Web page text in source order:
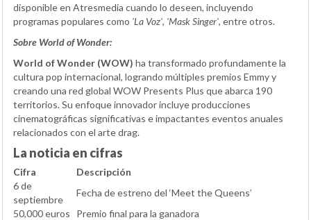
disponible en Atresmedia cuando lo deseen, incluyendo
programas populares como 'La Voz', 'Mask Singer', entre otros.
Sobre World of Wonder:
World of Wonder (WOW) ha transformado profundamente la
cultura pop internacional, logrando múltiples premios Emmy y
creando una red global WOW Presents Plus que abarca 190
territorios. Su enfoque innovador incluye producciones
cinematográficas significativas e impactantes eventos anuales
relacionados con el arte drag.
La noticia en cifras
Cifra
Descripción
6 de
septiembre
Fecha de estreno del ‘Meet the Queens’
50,000 euros
Premio final para la ganadora